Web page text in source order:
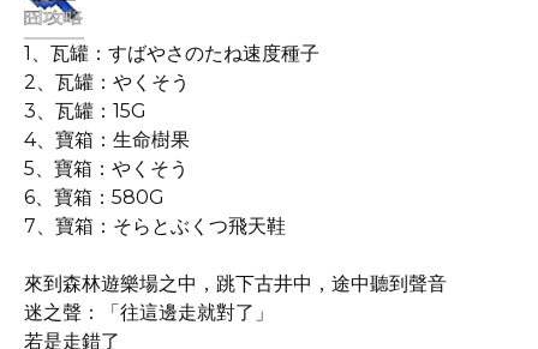
1、瓦罐：すばやさのたね速度種子
2、瓦罐：やくそう
3、瓦罐：15G
4、寶箱：生命樹果
5、寶箱：やくそう
6、寶箱：580G
7、寶箱：そらとぶくつ飛天鞋
來到森林遊樂場之中，跳下古井中，途中聽到聲音
迷之聲：「往這邊走就對了」
若是走錯了